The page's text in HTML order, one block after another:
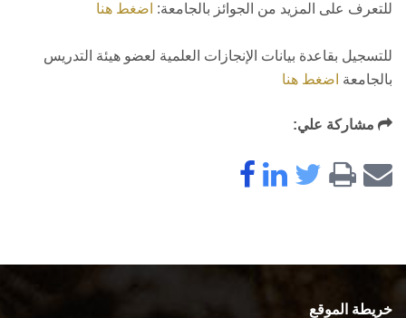
للتعرف على المزيد من الجوائز بالجامعة: اضغط هنا
للتسجيل بقاعدة بيانات الإنجازات العلمية لعضو هيئة التدريس
بالجامعة اضغط هنا
مشاركة علي:
خريطة الموقع